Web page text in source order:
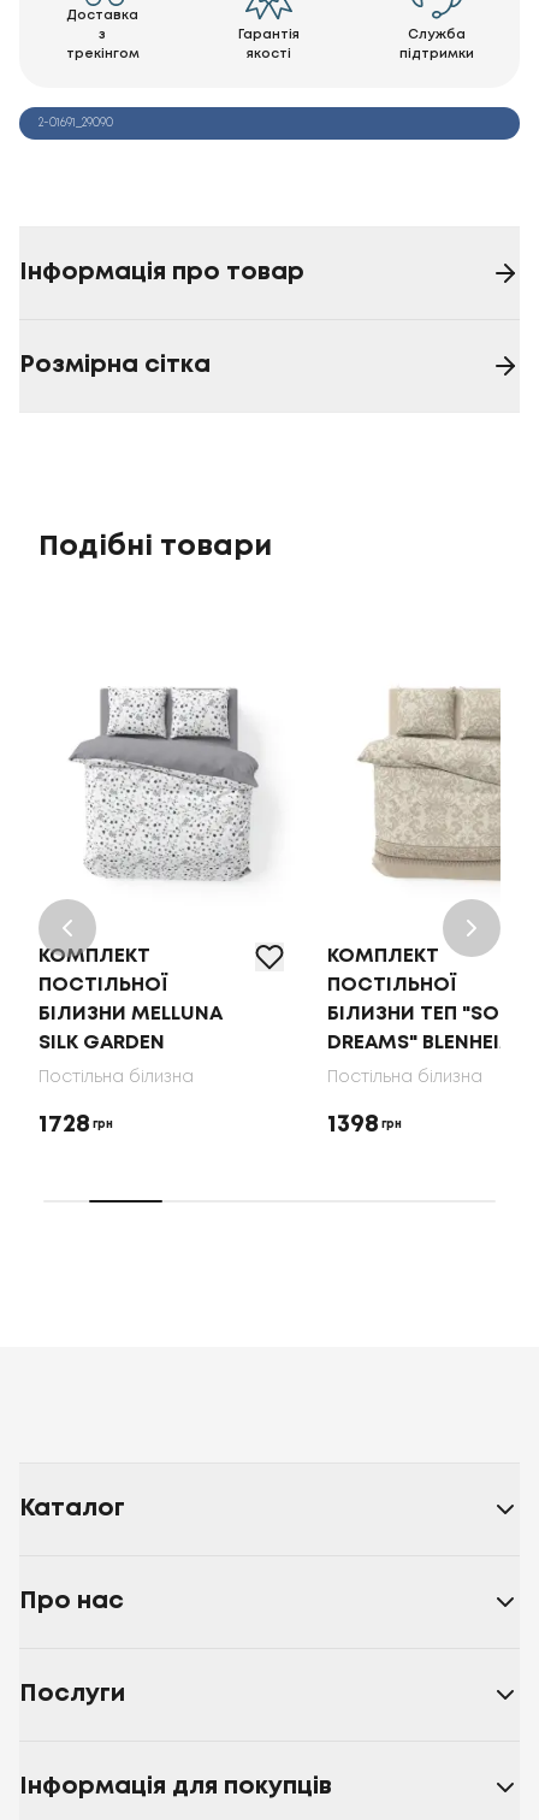
Доставка
з
трекінгом
Гарантія
якості
Служба
підтримки
2-01691_29090
Інформація про товар
Розмірна сітка
Подібні товари
КОМПЛЕКТ
ПОСТІЛЬНОЇ
БІЛИЗНИ MELLUNA
SILK GARDEN
Постільна білизна
1728 грн
КОМПЛЕКТ
ПОСТІЛЬНОЇ
БІЛИЗНИ ТЕП "SOFT
DREAMS" BLENHEIM
Постільна білизна
1398 грн
Каталог
Про нас
Послуги
Інформація для покупців